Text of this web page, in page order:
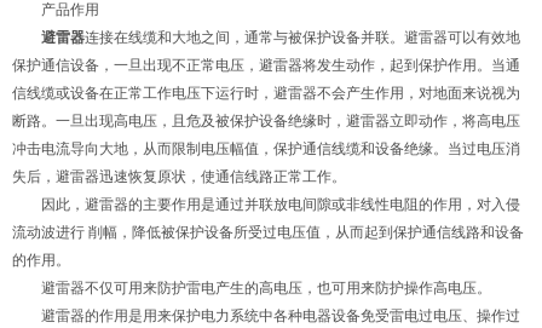
产品作用
避雷器连接在线缆和大地之间，通常与被保护设备并联。避雷器可以有效地
保护通信设备，一旦出现不正常电压，避雷器将发生动作，起到保护作用。当通
信线缆或设备在正常工作电压下运行时，避雷器不会产生作用，对地面来说视为
断路。一旦出现高电压，且危及被保护设备绝缘时，避雷器立即动作，将高电压
冲击电流导向大地，从而限制电压幅值，保护通信线缆和设备绝缘。当过电压消
失后，避雷器迅速恢复原状，使通信线路正常工作。
因此，避雷器的主要作用是通过并联放电间隙或非线性电阻的作用，对入侵
流动波进行 削幅，降低被保护设备所受过电压值，从而起到保护通信线路和设备
的作用。
避雷器不仅可用来防护雷电产生的高电压，也可用来防护操作高电压。
避雷器的作用是用来保护电力系统中各种电器设备免受雷电过电压、操作过